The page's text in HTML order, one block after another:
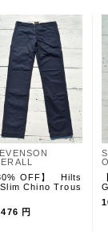
30% OFF】 Hilts
Chino Trous
円